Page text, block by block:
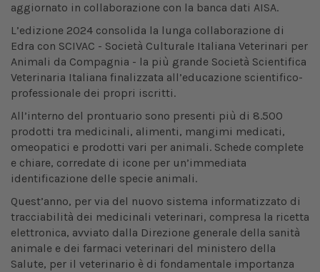
aggiornato in collaborazione con la banca dati AISA.
L’edizione 2024 consolida la lunga collaborazione di
Edra con SCIVAC - Società Culturale Italiana Veterinari per
Animali da Compagnia - la più grande Società Scientifica
Veterinaria Italiana finalizzata all’educazione scientifico-
professionale dei propri iscritti.
All’interno del prontuario sono presenti più di 8.500
prodotti tra medicinali, alimenti, mangimi medicati,
omeopatici e prodotti vari per animali. Schede complete
e chiare, corredate di icone per un’immediata
identificazione delle specie animali.
Quest’anno, per via del nuovo sistema informatizzato di
tracciabilità dei medicinali veterinari, compresa la ricetta
elettronica, avviato dalla Direzione generale della sanità
animale e dei farmaci veterinari del ministero della
Salute, per il veterinario è di fondamentale importanza